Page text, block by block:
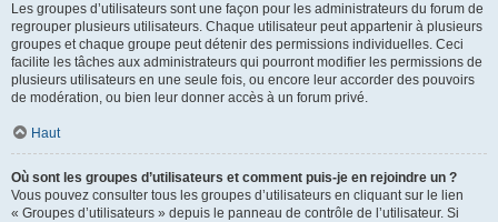
Les groupes d’utilisateurs sont une façon pour les administrateurs du forum de
regrouper plusieurs utilisateurs. Chaque utilisateur peut appartenir à plusieurs
groupes et chaque groupe peut détenir des permissions individuelles. Ceci
facilite les tâches aux administrateurs qui pourront modifier les permissions de
plusieurs utilisateurs en une seule fois, ou encore leur accorder des pouvoirs
de modération, ou bien leur donner accès à un forum privé.
Haut
Où sont les groupes d’utilisateurs et comment puis-je en rejoindre un ?
Vous pouvez consulter tous les groupes d’utilisateurs en cliquant sur le lien
« Groupes d’utilisateurs » depuis le panneau de contrôle de l’utilisateur. Si